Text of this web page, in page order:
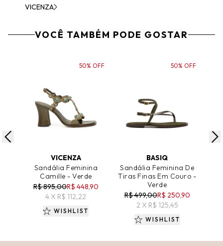
VICENZA
VOCÊ TAMBÉM PODE GOSTAR
VICENZA
Sandália Feminina
Camille - Verde
R$ 895,00R$ 448,90
4 X R$ 112,22
50% OFF
WISHLIST
BASIQ
Sandália Feminina De
Tiras Finas Em Couro -
Verde
R$ 499,00R$ 250,90
2 X R$ 125,45
50% OFF
WISHLIST